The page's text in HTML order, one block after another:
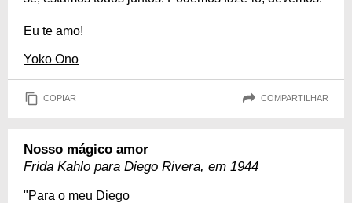
Eu te amo!
Yoko Ono
COPIAR COMPARTILHAR
Nosso mágico amor
Frida Kahlo para Diego Rivera, em 1944
"Para o meu Diego